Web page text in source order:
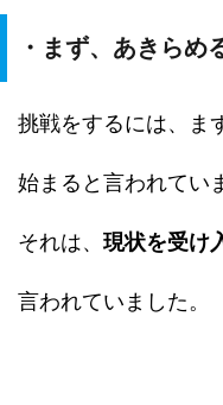
・まず、あきらめ
挑戦をするには、ま
始まると言われてい
それは、 現状を受け
言われていました。